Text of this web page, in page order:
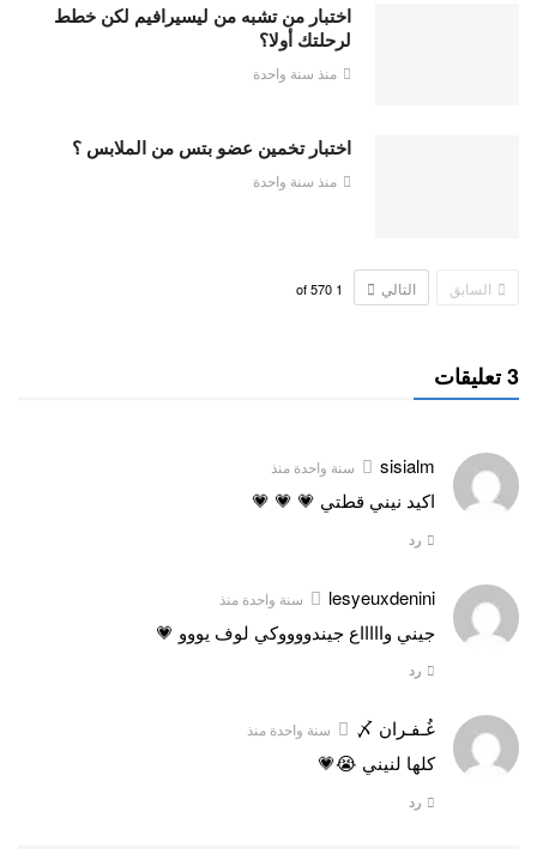
اختبار من تشبه من ليسيرافيم لكن خطط
لرحلتك أولا؟
منذ سنة واحدة
اختبار تخمين عضو بتس من الملابس ؟
منذ سنة واحدة
السابق التالي 1
570
3 تعليقات
sisialm سنة واحدة منذ
اكيد نيني قطتي 💗 💗 💗
رد
lesyeuxdenini سنة واحدة منذ
جيني واااااع جيندووووكي لوف يووو 💗
رد
غُـفـران 〆 سنة واحدة منذ
كلها لنيني 😭💗
رد